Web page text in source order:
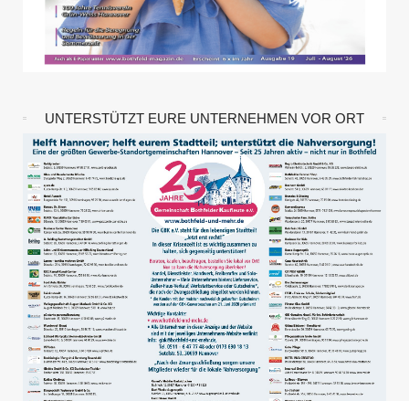
UNTERSTÜTZT EURE UNTERNEHMEN VOR ORT